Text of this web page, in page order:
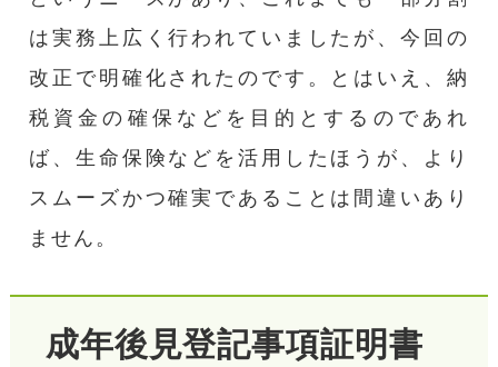
は実務上広く行われていましたが、今回の
改正で明確化されたのです。とはいえ、納
税資金の確保などを目的とするのであれ
ば、生命保険などを活用したほうが、より
スムーズかつ確実であることは間違いあり
ません。
成年後見登記事項証明書